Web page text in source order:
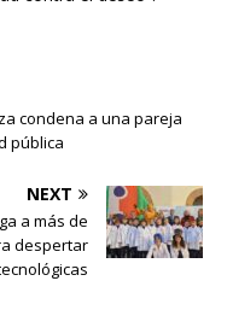
condena a una pareja
pública
NEXT
a más de
despertar